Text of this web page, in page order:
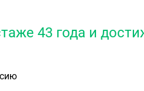
43 года и